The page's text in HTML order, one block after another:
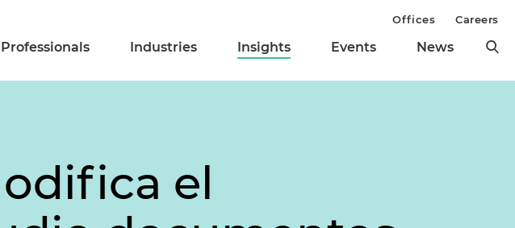
Professionals Industries Insights Events News
Offices Careers
el